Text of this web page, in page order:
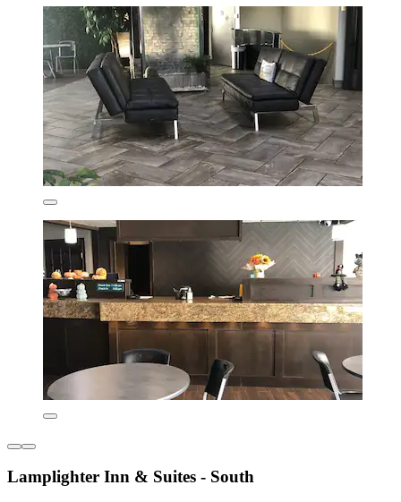
Lamplighter Inn & Suites - South